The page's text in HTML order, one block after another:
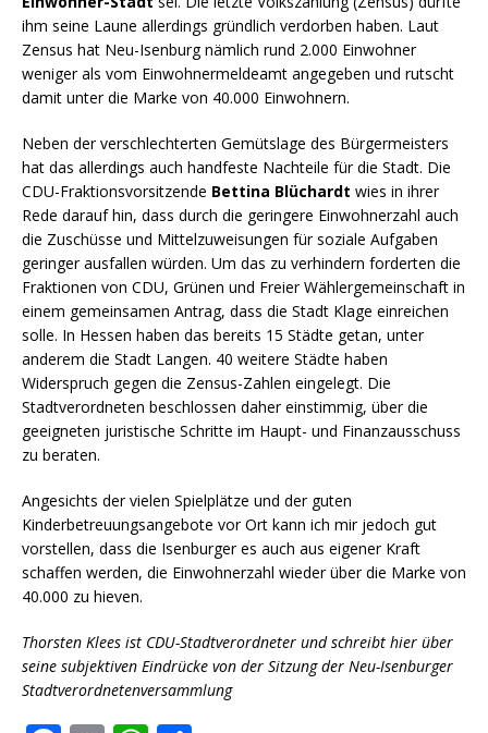
ihm seine Laune allerdings gründlich verdorben haben. Laut
Zensus hat Neu-Isenburg nämlich rund 2.000 Einwohner
weniger als vom Einwohnermeldeamt angegeben und rutscht
damit unter die Marke von 40.000 Einwohnern.
Neben der verschlechterten Gemütslage des Bürgermeisters
hat das allerdings auch handfeste Nachteile für die Stadt. Die
CDU-Fraktionsvorsitzende Bettina Blüchardt wies in ihrer
Rede darauf hin, dass durch die geringere Einwohnerzahl auch
die Zuschüsse und Mittelzuweisungen für soziale Aufgaben
geringer ausfallen würden. Um das zu verhindern forderten die
Fraktionen von CDU, Grünen und Freier Wählergemeinschaft in
einem gemeinsamen Antrag, dass die Stadt Klage einreichen
solle. In Hessen haben das bereits 15 Städte getan, unter
anderem die Stadt Langen. 40 weitere Städte haben
Widerspruch gegen die Zensus-Zahlen eingelegt. Die
Stadtverordneten beschlossen daher einstimmig, über die
geeigneten juristische Schritte im Haupt- und Finanzausschuss
zu beraten.
Angesichts der vielen Spielplätze und der guten
Kinderbetreuungsangebote vor Ort kann ich mir jedoch gut
vorstellen, dass die Isenburger es auch aus eigener Kraft
schaffen werden, die Einwohnerzahl wieder über die Marke von
40.000 zu hieven.
Thorsten Klees ist CDU-Stadtverordneter und schreibt hier über
seine subjektiven Eindrücke von der Sitzung der Neu-Isenburger
Stadtverordnetenversammlung